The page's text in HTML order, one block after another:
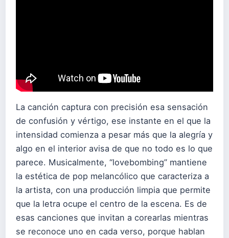
La canción captura con precisión esa sensación
de confusión y vértigo, ese instante en el que la
intensidad comienza a pesar más que la alegría y
algo en el interior avisa de que no todo es lo que
parece. Musicalmente, “lovebombing” mantiene
la estética de pop melancólico que caracteriza a
la artista, con una producción limpia que permite
que la letra ocupe el centro de la escena. Es de
esas canciones que invitan a corearlas mientras
se reconoce uno en cada verso, porque hablan